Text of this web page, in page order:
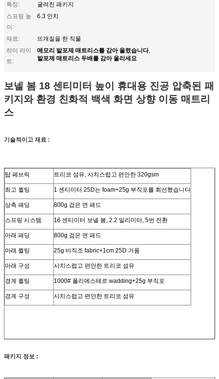
특징:
굴려진 패키지
스프링 높
이:
6.3 인치
재료:
뜨개질을 한 직물
하이 라이
트:
메모리 발포제 매트리스를 감아 올렸습니다,
발포제 매트리스 두배를 감아 올리세요
보넬 봄 18 센티미터 높이 휴대용 진공 압축된 패
키지와 환경 친화적 백색 화면 상향 이동 매트리
스
기술적이고 재료 :
탑 페브릭 트리코 섬유, 사치스럽고 편안한 320gsm
최고 퀼팅 1 센티미터 25D는 foam+25g 부직포를 회선했습니다
상측 패딩 800g 검은 면 패드
스프링 시스템 16 센티미터 보넬 봄, 2.2 밀리미터, 5번 전환
아래 패딩 800g 검은 면 패드
아래 퀼팅 25g 비직조 fabric+1cm 25D 거품
아래 구성 사치스럽고 편안한 트리코 섬유
경계 퀼팅 1000# 폴리에스테르 wadding+25g 부직포
경계 구성 사치스럽고 편안한 트리코 섬유
패키지 정보 :